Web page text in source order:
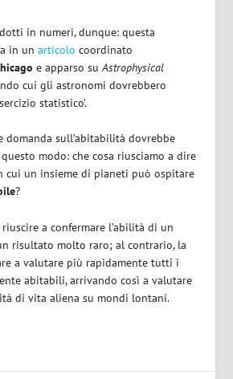
in numeri, dunque: questa
in unarticolo coordinato
e apparso suAstrophysical
cui gli astronomi dovrebbero
statistico’.
domanda sull’abitabilità dovrebbe
modo: che cosa riusciamo a dire
cui un insieme di pianeti può ospitare
?
a confermare l’abilità di un
risultato molto raro; al contrario, la
a valutare più rapidamente tutti i
abitabili, arrivando così a valutare
di vita aliena su mondi lontani.